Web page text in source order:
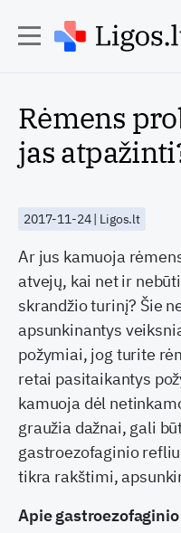
Rėmens
jas
2017-11-24 | Ligos.lt
Ar jus kamuoja
atvejų, kai net ir
skrandžio turinį? Šie
apsunkinantys
požymiai, jog turite
retai pasitaikantys
kamuoja dėl
graužia dažnai, gali
gastroezofaginio
tikra rakštimi,
Apie